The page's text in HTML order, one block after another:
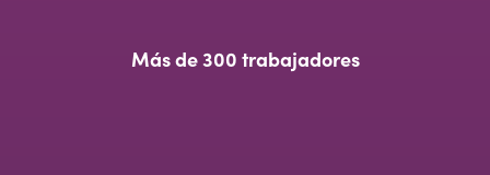
Más de 300 trabajadores